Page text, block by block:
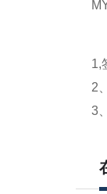
1,
2
3